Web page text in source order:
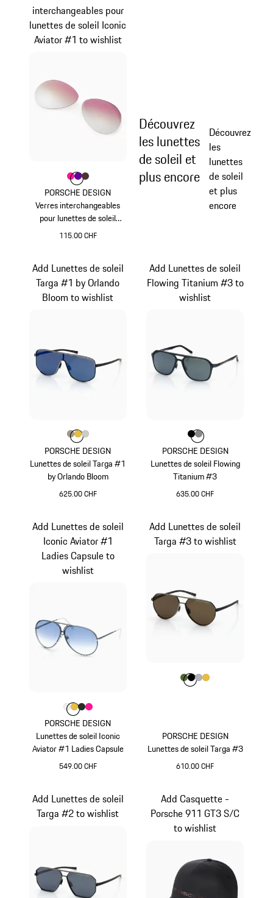
PORSCHE DESIGN
Verres interchangeables
pour lunettes de soleil
Iconic Aviator #1
115.00 CHF
interchangeables pour
lunettes de soleil Iconic
Aviator #1 to wishlist
Couleur
Couleur
Couleur
Couleur
Découvrez
les lunettes
de soleil et
plus encore
Découvrez
les
lunettes
de soleil
et plus
encore
PORSCHE DESIGN
Lunettes de soleil Targa #1
by Orlando Bloom
625.00 CHF
Add Lunettes de soleil
Targa #1 by Orlando
Bloom to wishlist
Couleur
Couleur
Couleur
Couleur
PORSCHE DESIGN
Lunettes de soleil Flowing
Titanium #3
635.00 CHF
Add Lunettes de soleil
Flowing Titanium #3 to
wishlist
Couleur
Couleur
Couleur
PORSCHE DESIGN
Lunettes de soleil Iconic
Aviator #1 Ladies Capsule
549.00 CHF
Add Lunettes de soleil
Iconic Aviator #1
Ladies Capsule to
wishlist
Couleur
Couleur
Couleur
Couleur
Couleur
PORSCHE DESIGN
Lunettes de soleil Targa #3
610.00 CHF
Add Lunettes de soleil
Targa #3 to wishlist
Couleur
Couleur
Couleur
Couleur
Couleur
Add Lunettes de soleil
Targa #2 to wishlist
Add Casquette -
Porsche 911 GT3 S/C
to wishlist